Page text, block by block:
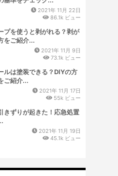
2021年 11月 22日
86.1k ビュー
プを使うと剥がれる？剥が
をご紹介...
2021年 11月 9日
73.1k ビュー
ルは塗装できる？DIYの方
ご紹介...
2021年 11月 17日
55k ビュー
きずりが起きた！応急処置
2021年 11月 19日
45.1k ビュー